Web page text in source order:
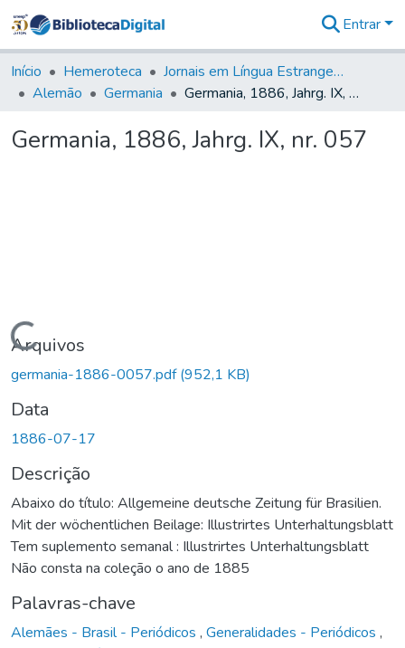
&
Coleções
Tudo na
Digital
Entrar
Início Hemeroteca
Jornais em Língua Estrangeira
Alemão
Germania Germania, 1886, Jahrg. IX, nr. 057
Germania, 1886, Jahrg. IX, nr. 057
Carregando...
Arquivos
germania-1886-0057.pdf(952,1 KB)
Data
1886-07-17
Descrição
Abaixo do título: Allgemeine deutsche Zeitung für Brasilien.
Mit der wöchentlichen Beilage: Illustrirtes Unterhaltungsblatt
Tem suplemento semanal : Illustrirtes Unterhaltungsblatt
Não consta na coleção o ano de 1885
Palavras-chave
Alemães - Brasil - Periódicos , Generalidades - Periódicos ,